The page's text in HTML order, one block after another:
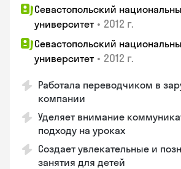
Севастопольский
университет • 2012 г.
Севастопольский
университет • 2012 г.
Работала переводчиком в
компании
Уделяет внимание
подходу на уроках
Создает увлекательные и
занятия для детей